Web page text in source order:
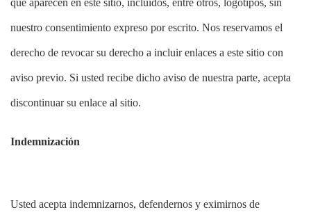
que aparecen en este sitio, incluidos, entre otros, logotipos, sin
nuestro consentimiento expreso por escrito. Nos reservamos el
derecho de revocar su derecho a incluir enlaces a este sitio con
aviso previo. Si usted recibe dicho aviso de nuestra parte, acepta
discontinuar su enlace al sitio.
Indemnización
Usted acepta indemnizarnos, defendernos y eximirnos de